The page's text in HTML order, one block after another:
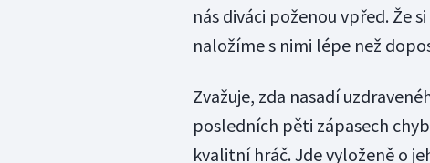
nás diváci poženou vpřed. Že
naložíme s nimi lépe než
Zvažuje, zda nasadí
posledních pěti zápasech
kvalitní hráč. Jde vyloženě o